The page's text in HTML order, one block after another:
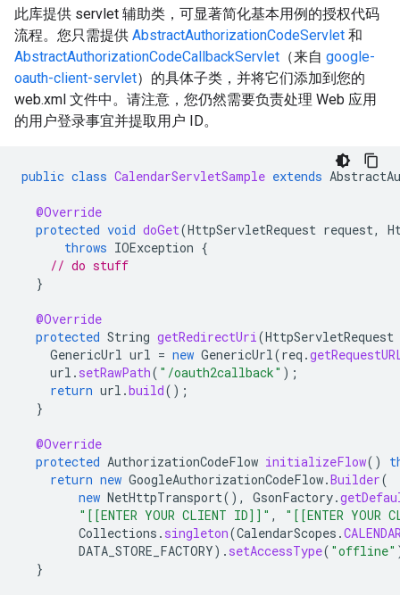
此库提供 servlet 辅助类，可显著简化基本用例的授权代码
流程。您只需提供 AbstractAuthorizationCodeServlet 和
AbstractAuthorizationCodeCallbackServlet （来自 google-
oauth-client-servlet）的具体子类，并将它们添加到您的
web.xml 文件中。请注意，您仍然需要负责处理 Web 应用
的用户登录事宜并提取用户 ID。
public class CalendarServletSample extends
@Override
protected void doGet(HttpServletRequest request,
throws IOException {
// do stuff
}
@Override
protected String getRedirectUri(HttpServletRequest
GenericUrl url = new GenericUrl(req .
url . setRawPath( "/oauth2callback" );
return url .build();
}
@Override
protected AuthorizationCodeFlow initializeFlow()
return new GoogleAuthorizationCodeFlow.Builder(
new NetHttpTransport(), GsonFactory.
"[[ENTER YOUR CLIENT ID]]" ,
"[[ENTER YOUR
Collections . singleton(CalendarScopes .
DATA_STORE_FACTORY). setAccessType( "offline"
}